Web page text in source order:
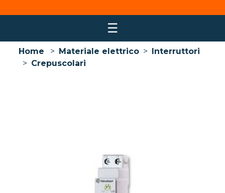
☰
Home > Materiale elettrico > Interruttori
> Crepuscolari